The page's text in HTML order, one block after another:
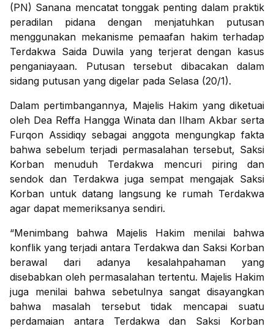
(PN) Sanana mencatat tonggak penting dalam praktik
peradilan pidana dengan menjatuhkan putusan
menggunakan mekanisme pemaafan hakim terhadap
Terdakwa Saida Duwila yang terjerat dengan kasus
penganiayaan. Putusan tersebut dibacakan dalam
sidang putusan yang digelar pada Selasa (20/1).
Dalam pertimbangannya, Majelis Hakim yang diketuai
oleh Dea Reffa Hangga Winata dan Ilham Akbar serta
Furqon Assidiqy sebagai anggota mengungkap fakta
bahwa sebelum terjadi permasalahan tersebut, Saksi
Korban menuduh Terdakwa mencuri piring dan
sendok dan Terdakwa juga sempat mengajak Saksi
Korban untuk datang langsung ke rumah Terdakwa
agar dapat memeriksanya sendiri.
“Menimbang bahwa Majelis Hakim menilai bahwa
konflik yang terjadi antara Terdakwa dan Saksi Korban
berawal dari adanya kesalahpahaman yang
disebabkan oleh permasalahan tertentu. Majelis Hakim
juga menilai bahwa sebetulnya sangat disayangkan
bahwa masalah tersebut tidak mencapai suatu
perdamaian antara Terdakwa dan Saksi Korban